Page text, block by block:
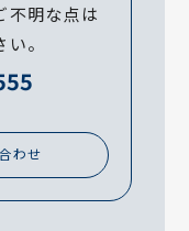
不明な点は
。
わせ